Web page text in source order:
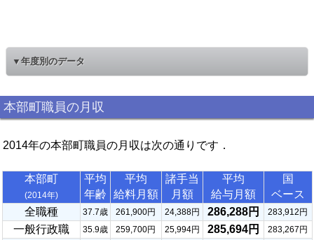
▼年度別のデータ
本部町職員の月収
2014年の本部町職員の月収は次の通りです．
本部町
(2014年)
平均
年齢
平均
給料月額
諸手当
月額
平均
給与月額
国
ベース
全職種
37.7歳 261,900円 24,388円 286,288円 283,912円
一般行政職 35.9歳 259,700円 25,994円 285,694円 283,267円